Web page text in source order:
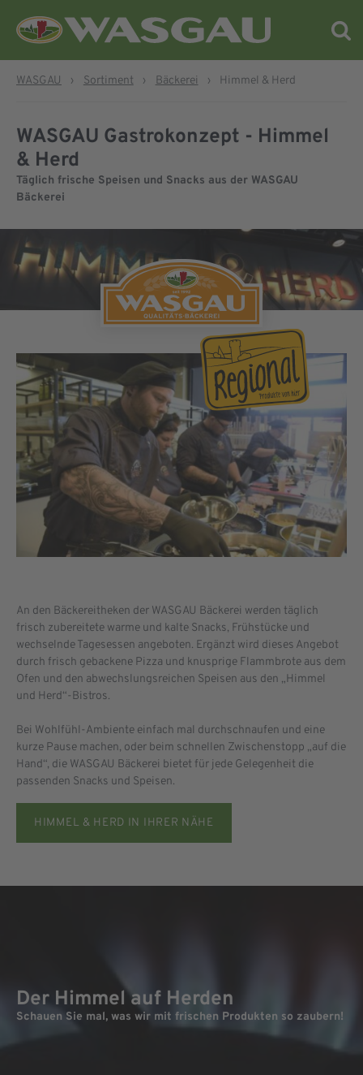
WASGAU › Sortiment › Bäckerei › Himmel & Herd
WASGAU Gastrokonzept - Himmel
& Herd
Täglich frische Speisen und Snacks aus der WASGAU
Bäckerei
An den Bäckereitheken der WASGAU Bäckerei werden täglich
frisch zubereitete warme und kalte Snacks, Frühstücke und
wechselnde Tagesessen angeboten. Ergänzt wird dieses Angebot
durch frisch gebackene Pizza und knusprige Flammbrote aus dem
Ofen und den abwechslungsreichen Speisen aus den „Himmel
und Herd“-Bistros.
Bei Wohlfühl-Ambiente einfach mal durchschnaufen und eine
kurze Pause machen, oder beim schnellen Zwischenstopp „auf die
Hand“, die WASGAU Bäckerei bietet für jede Gelegenheit die
passenden Snacks und Speisen.
HIMMEL & HERD IN IHRER NÄHE
Der Himmel auf Herden
Schauen Sie mal, was wir mit frischen Produkten so zaubern!